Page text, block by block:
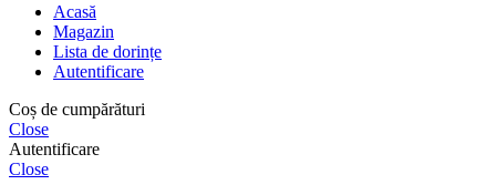
Acasă
Magazin
Lista de dorințe
Autentificare
Coș de cumpărături
Close
Autentificare
Close